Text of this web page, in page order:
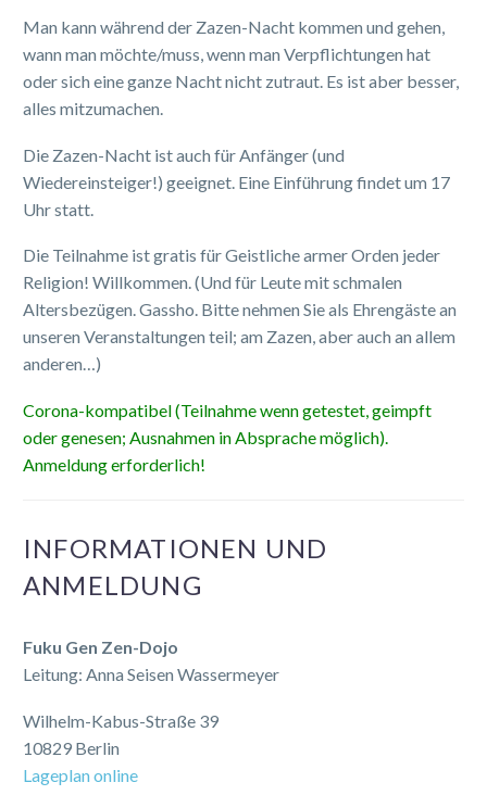
Man kann während der Zazen-Nacht kommen und gehen,
wann man möchte/muss, wenn man Verpflichtungen hat
oder sich eine ganze Nacht nicht zutraut. Es ist aber besser,
alles mitzumachen.
Die Zazen-Nacht ist auch für Anfänger (und
Wiedereinsteiger!) geeignet. Eine Einführung findet um 17
Uhr statt.
Die Teilnahme ist gratis für Geistliche armer Orden jeder
Religion! Willkommen. (Und für Leute mit schmalen
Altersbezügen. Gassho. Bitte nehmen Sie als Ehrengäste an
unseren Veranstaltungen teil; am Zazen, aber auch an allem
anderen…)
Corona-kompatibel (Teilnahme wenn getestet, geimpft
oder genesen; Ausnahmen in Absprache möglich).
Anmeldung erforderlich!
INFORMATIONEN UND
ANMELDUNG
Fuku Gen Zen-Dojo
Leitung: Anna Seisen Wassermeyer
Wilhelm-Kabus-Straße 39
10829 Berlin
Lageplan online